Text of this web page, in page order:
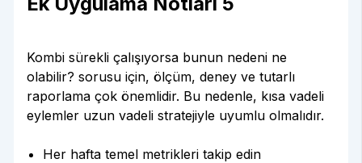
Kombi sürekli çalışıyorsa bunun nedeni ne
olabilir? sorusu için, ölçüm, deney ve tutarlı
raporlama çok önemlidir. Bu nedenle, kısa vadeli
eylemler uzun vadeli stratejiyle uyumlu olmalıdır.
Her hafta temel metrikleri takip edin